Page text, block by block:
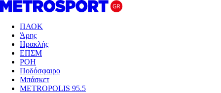
ΠΑΟΚ
Άρης
Ηρακλής
ΕΠΣΜ
ΡΟΗ
Ποδόσφαιρο
Μπάσκετ
METROPOLIS 95.5